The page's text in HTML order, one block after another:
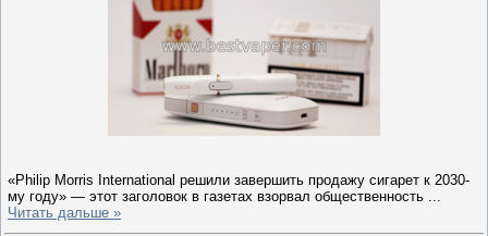
«Philip Morris International решили завершить продажу сигарет к 2030-
му году» — этот заголовок в газетах взорвал общественность
Читать дальше »